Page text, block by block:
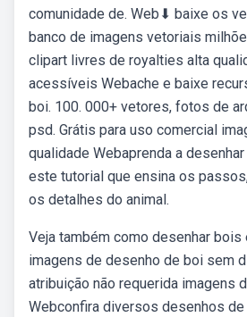
comunidade de. Web⬇ baixe os
banco de imagens vetoriais
clipart livres de royalties alta
acessíveis Webache e baixe
boi. 100. 000+ vetores, fotos de
psd. Grátis para uso comercial
qualidade Webaprenda a
este tutorial que ensina os
os detalhes do animal.
Veja também como desenhar bois
imagens de desenho de boi sem
atribuição não requerida imagens
Webconfira diversos desenhos